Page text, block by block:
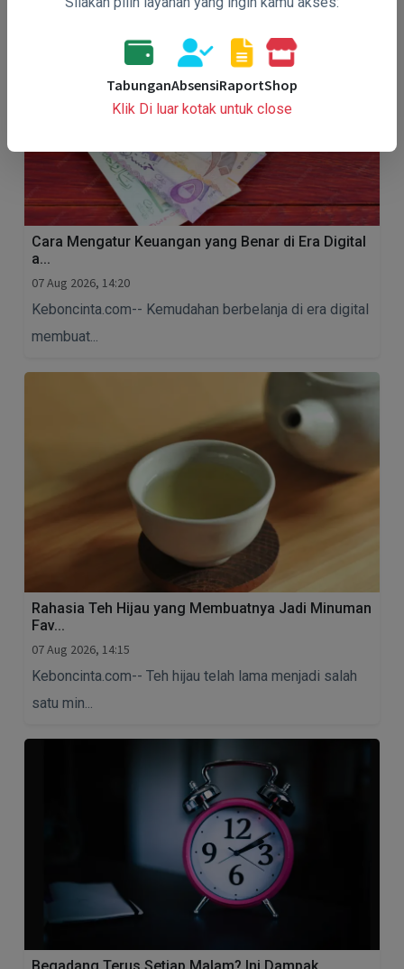
TabunganAbsensiRaportShop
Klik Di luar kotak untuk close
Cara Mengatur Keuangan yang Benar di Era Digital
a...
07 Aug 2026, 14:20
Keboncinta.com-- Kemudahan berbelanja di era digital
membuat...
Rahasia Teh Hijau yang Membuatnya Jadi Minuman
Fav...
07 Aug 2026, 14:15
Keboncinta.com-- Teh hijau telah lama menjadi salah
satu min...
Begadang Terus Setiap Malam? Ini Dampak